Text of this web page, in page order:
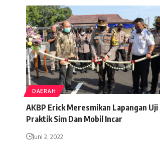
DAERAH
AKBP Erick Meresmikan Lapangan Uji
Praktik Sim Dan Mobil Incar
Juni 2, 2022